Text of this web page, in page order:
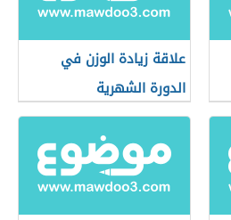
علاقة زيادة الوزن في
الدورة الشهرية